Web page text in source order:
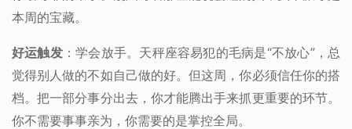
本周的宝藏。
好运触发：学会放手。天秤座容易犯的毛病是“不放心”，总
觉得别人做的不如自己做的好。但这周，你必须信任你的搭
档。把一部分事分出去，你才能腾出手来抓更重要的环节。
你不需要事事亲为，你需要的是掌控全局。